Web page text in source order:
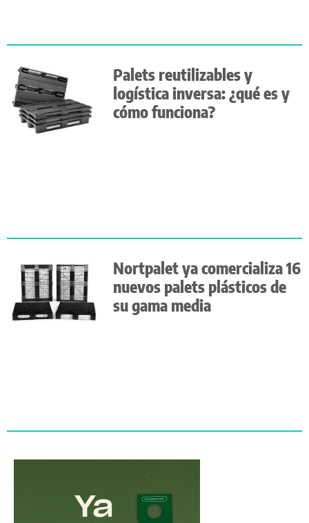
Palets reutilizables y
logística inversa: ¿qué es y
cómo funciona?
Nortpalet ya comercializa 16
nuevos palets plásticos de
su gama media